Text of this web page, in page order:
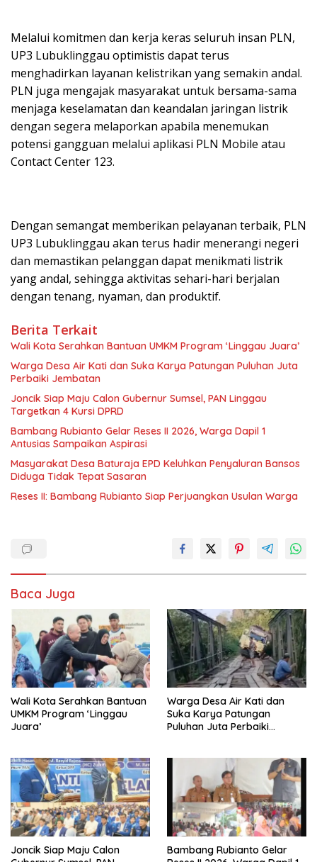
Melalui komitmen dan kerja keras seluruh insan PLN,
UP3 Lubuklinggau optimistis dapat terus
menghadirkan layanan kelistrikan yang semakin andal.
PLN juga mengajak masyarakat untuk bersama-sama
menjaga keselamatan dan keandalan jaringan listrik
dengan segera melaporkan apabila menemukan
potensi gangguan melalui aplikasi PLN Mobile atau
Contact Center 123.
Dengan semangat memberikan pelayanan terbaik, PLN
UP3 Lubuklinggau akan terus hadir menerangi negeri
dan memastikan pelanggan dapat menikmati listrik
yang andal, sehingga aktivitas sehari-hari berjalan
dengan tenang, nyaman, dan produktif.
Berita Terkait
Wali Kota Serahkan Bantuan UMKM Program ‘Linggau Juara’
Warga Desa Air Kati dan Suka Karya Patungan Puluhan Juta
Perbaiki Jembatan
Joncik Siap Maju Calon Gubernur Sumsel, PAN Linggau
Targetkan 4 Kursi DPRD
Bambang Rubianto Gelar Reses II 2026, Warga Dapil 1
Antusias Sampaikan Aspirasi
Masyarakat Desa Baturaja EPD Keluhkan Penyaluran Bansos
Diduga Tidak Tepat Sasaran
Reses II: Bambang Rubianto Siap Perjuangkan Usulan Warga
Baca Juga
Wali Kota Serahkan Bantuan
UMKM Program ‘Linggau
Juara’
Warga Desa Air Kati dan
Suka Karya Patungan
Puluhan Juta Perbaiki
Joncik Siap Maju Calon
Bambang Rubianto Gelar